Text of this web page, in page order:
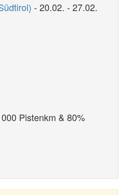
- 20.02. - 27.02.
Pistenkm & 80%